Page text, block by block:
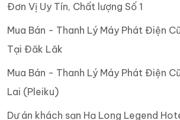
Đơn Vị Uy Tín, Chất lượng Số 1
Mua Bán - Thanh Lý Máy Phát Điện
Tại Đăk Lăk
Mua Bán - Thanh Lý Máy Phát Điện
Lai (Pleiku)
Dự án khách sạn Hạ Long Legend